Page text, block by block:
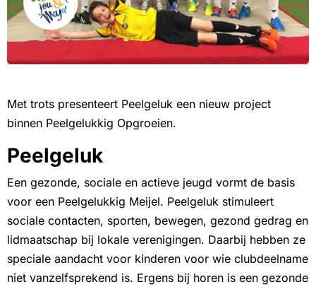
Met trots presenteert Peelgeluk een nieuw project
binnen Peelgelukkig Opgroeien.
Peelgeluk
Een gezonde, sociale en actieve jeugd vormt de basis
voor een Peelgelukkig Meijel. Peelgeluk stimuleert
sociale contacten, sporten, bewegen, gezond gedrag en
lidmaatschap bij lokale verenigingen. Daarbij hebben ze
speciale aandacht voor kinderen voor wie clubdeelname
niet vanzelfsprekend is. Ergens bij horen is een gezonde